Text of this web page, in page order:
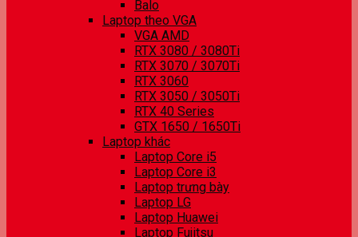
Balo
Laptop theo VGA
VGA AMD
RTX 3080 / 3080Ti
RTX 3070 / 3070Ti
RTX 3060
RTX 3050 / 3050Ti
RTX 40 Series
GTX 1650 / 1650Ti
Laptop khác
Laptop Core i5
Laptop Core i3
Laptop trưng bày
Laptop LG
Laptop Huawei
Laptop Fujitsu